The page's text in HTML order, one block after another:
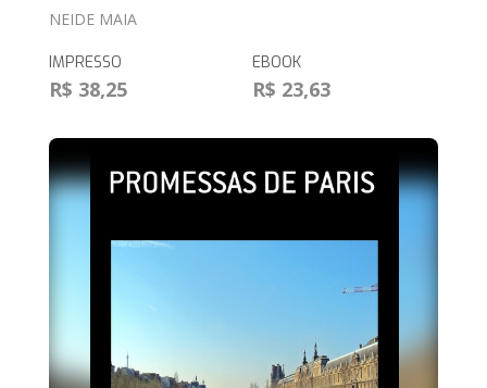
NEIDE MAIA
IMPRESSO
R$ 38,25
EBOOK
R$ 23,63